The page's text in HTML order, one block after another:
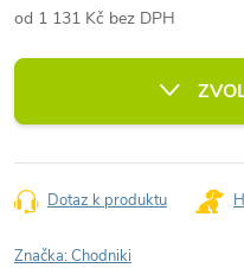
od 1 131 Kč bez DPH
cena:
Dotaz k produktu
Značka:Chodniki